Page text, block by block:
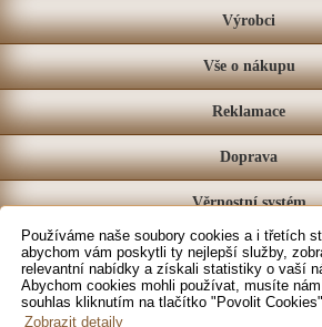
Používáme naše soubory cookies a i třetích
abychom vám poskytli ty nejlepší služby,
relevantní nabídky a získali statistiky o vaší
Abychom cookies mohli používat, musíte
souhlas kliknutím na tlačítko "Povolit
Zobrazit detaily
Výrobci
Vše o nákupu
Reklamace
Doprava
Věrnostní systém
Prodejna
Kontakt